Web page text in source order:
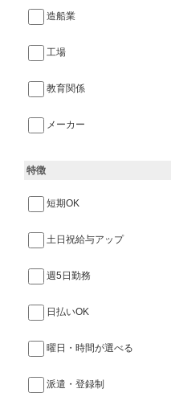
造船業
工場
教育関係
メーカー
特徴
短期OK
土日祝給与アップ
週5日勤務
日払いOK
曜日・時間が選べる
派遣・登録制